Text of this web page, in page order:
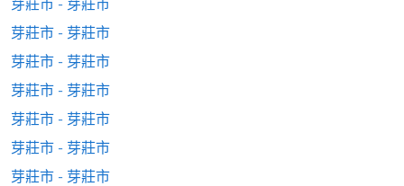
芽莊市 - 芽莊市
芽莊市 - 芽莊市
芽莊市 - 芽莊市
芽莊市 - 芽莊市
芽莊市 - 芽莊市
芽莊市 - 芽莊市
芽莊市 - 芽莊市